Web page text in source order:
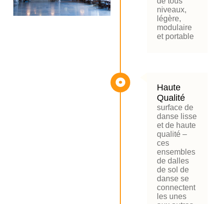
niveaux,
légère,
modulaire
et portable
Haute
Qualité
surface de
danse lisse
et de haute
qualité –
ces
ensembles
de dalles
de sol de
danse se
connectent
les unes